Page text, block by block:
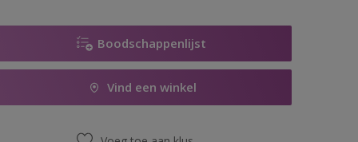
Boodschappenlijst
Vind een winkel